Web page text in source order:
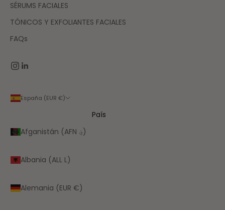
SÉRUMS FACIALES
TÓNICOS Y EXFOLIANTES FACIALES
FAQs
España (EUR €)
País
Afganistán (AFN ؋)
Albania (ALL L)
Alemania (EUR €)